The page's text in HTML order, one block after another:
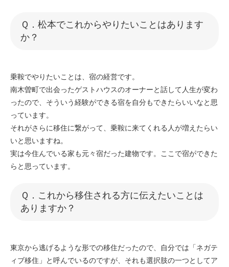
​​Ｑ．松本でこれからやりたいことはあります
か？
乗鞍でやりたいことは、宿の経営です。
南木曽町で出会ったゲストハウスのオーナーと話して人生が変わ
ったので、そういう経験ができる宿を自分もできたらいいなと思
っています。
それがさらに移住に繋がって、乗鞍に来てくれる人が増えたらい
いと思いますね。
実は今住んでいる家も元々宿だった建物です。ここで宿ができた
らと思っています。
​​Ｑ．これから移住される方に伝えたいことは
ありますか？
東京から逃げるような形での移住だったので、自分では「ネガテ
ィブ移住」と呼んでいるのですが、それも選択肢の一つとしてア